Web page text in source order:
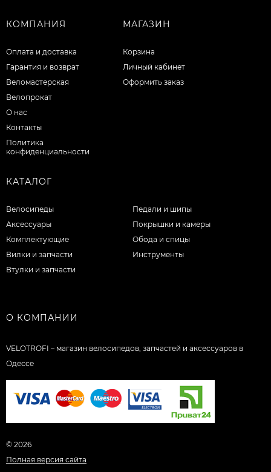
КОМПАНИЯ
Оплата и доставка
Гарантия и возврат
Веломастерская
Велопрокат
О нас
Контакты
Политика
конфиденциальности
МАГАЗИН
Корзина
Личный кабинет
Оформить заказ
КАТАЛОГ
Велосипеды
Аксессуары
Комплектующие
Вилки и запчасти
Втулки и запчасти
Педали и шипы
Покрышки и камеры
Обода и спицы
Инструменты
О КОМПАНИИ
VELOTROFI – магазин велосипедов, запчастей и аксессуаров в
Одессе
© 2026
Полная версия сайта